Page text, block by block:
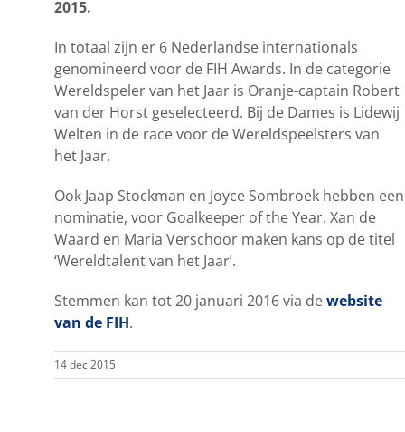
2015.
In totaal zijn er 6 Nederlandse internationals
genomineerd voor de FIH Awards. In de categorie
Wereldspeler van het Jaar is Oranje-captain Robert
van der Horst geselecteerd. Bij de Dames is Lidewij
Welten in de race voor de Wereldspeelsters van
het Jaar.
Ook Jaap Stockman en Joyce Sombroek hebben een
nominatie, voor Goalkeeper of the Year. Xan de
Waard en Maria Verschoor maken kans op de titel
‘Wereldtalent van het Jaar’.
Stemmen kan tot 20 januari 2016 via dewebsite
van de FIH.
14 dec 2015